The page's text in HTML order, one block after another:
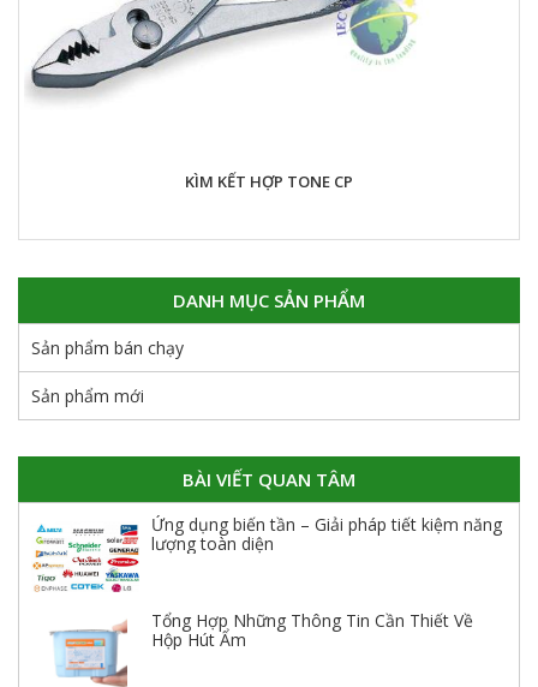
KÌM KẾT HỢP TONE CP
DANH MỤC SẢN PHẨM
Sản phẩm bán chạy
Sản phẩm mới
BÀI VIẾT QUAN TÂM
Ứng dụng biến tần – Giải pháp tiết kiệm năng
lượng toàn diện
Tổng Hợp Những Thông Tin Cần Thiết Về
Hộp Hút Ẩm